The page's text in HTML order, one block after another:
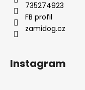
735274923
FB profil
zamidog.cz
Instagram